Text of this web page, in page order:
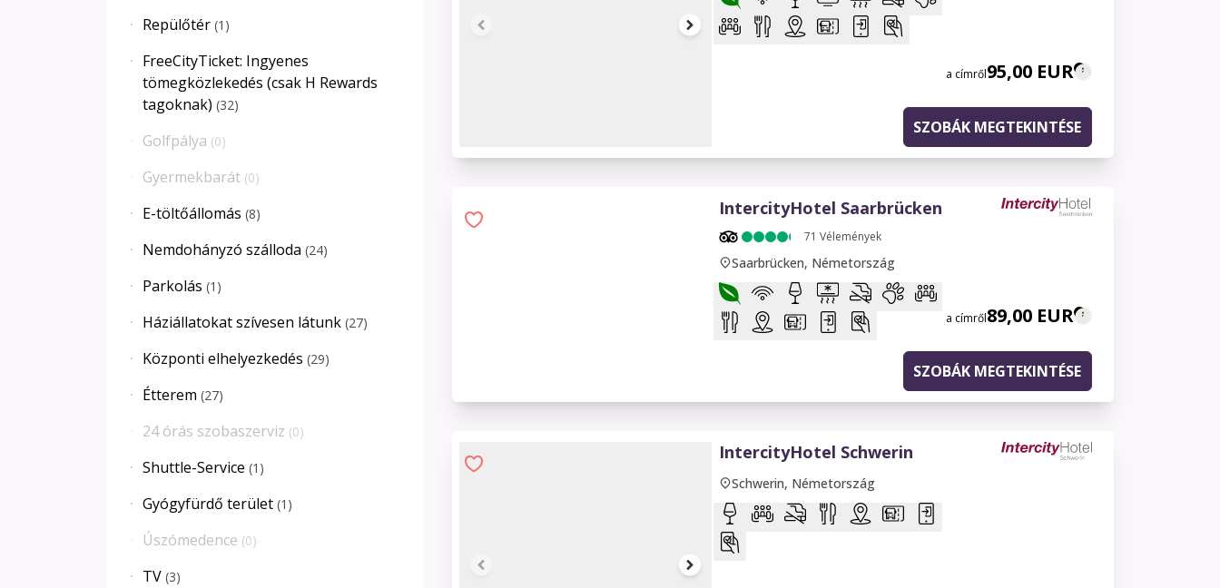
Repülőtér (1 )
FreeCityTicket: Ingyenes
tömegközlekedés (csak H Rewards
tagoknak) (32)
Golfpálya (0)
Gyermekbarát (0)
E-töltőállomás (8)
Nemdohányzó szálloda (24)
Parkolás (1 )
Háziállatokat szívesen látunk (27)
Központi elhelyezkedés (29)
Étterem (27)
24 órás szobaszerviz (0)
Shuttle-Service (1 )
Gyógyfürdő terület (1 )
Úszómedence (0)
TV (3)
1 of 7
a címről95,00 EUR
SZOBÁK MEGTEKINTÉSE
IntercityHotel Saarbrücken
71 Vélemények
Saarbrücken, Németország
a címről89,00 EUR
SZOBÁK MEGTEKINTÉSE
IntercityHotel Schwerin
Schwerin, Németország